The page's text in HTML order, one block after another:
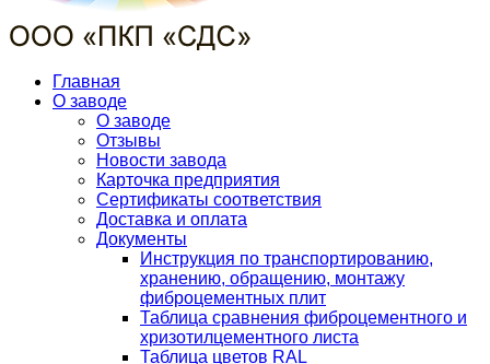
Главная
О заводе
О заводе
Отзывы
Новости завода
Карточка предприятия
Сертификаты соответствия
Доставка и оплата
Документы
Инструкция по транспортированию,
хранению, обращению, монтажу
фиброцементных плит
Таблица сравнения фиброцементного и
хризотилцементного листа
Таблица цветов RAL